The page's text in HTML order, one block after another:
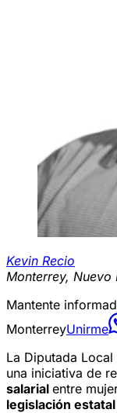
Kevin Recio
Monterrey, Nuevo
Mantente
MonterreyUnirme
La Diputada Local
una iniciativa de
salarial entre
legislación estatal